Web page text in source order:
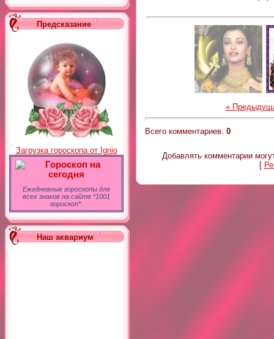
Предсказание
Загрузка гороскопа от Ignio
Гороскоп на
сегодня
Ежедневные гороскопы для
всех знаков на сайте *1001
гороскоп*.
Наш аквариум
«
Всего комментариев: 0
Добавлять комментарии
[